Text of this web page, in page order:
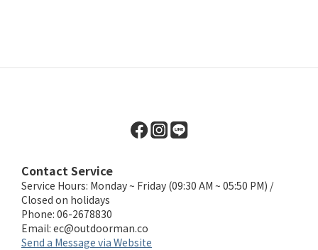
Contact Service
Service Hours: Monday ~ Friday (09:30 AM ~ 05:50 PM) /
Closed on holidays
Phone: 06-2678830
Email: ec@outdoorman.co
Send a Message via Website